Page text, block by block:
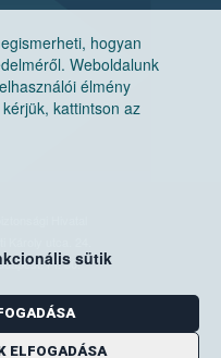
hogyan
Weboldalunk
élmény
kattintson az
sütik
ELFOGADÁSA
Hivatal
Pf. 30.
244